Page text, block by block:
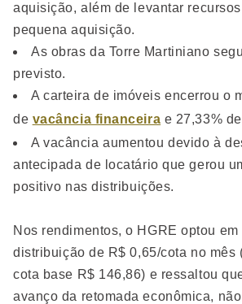
aquisição, além de levantar
pequena aquisição.
As obras da Torre Martiniano
previsto.
A carteira de imóveis encerrou o
de vacância financeira e 27,33%
A vacância aumentou devido à
antecipada de locatário que gerou
positivo nas distribuições.
Nos rendimentos, o HGRE optou em
distribuição de R$ 0,65/cota no mês
cota base R$ 146,86) e ressaltou
avanço da retomada econômica,